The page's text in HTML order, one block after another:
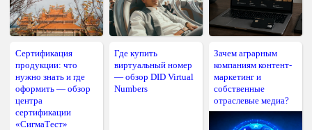
Сертификация
продукции: что
нужно знать и где
оформить — обзор
центра
сертификации
«СигмаТест»
Где купить
виртуальный номер
— обзор DID Virtual
Numbers
Зачем аграрным
компаниям контент-
маркетинг и
собственные
отраслевые медиа?